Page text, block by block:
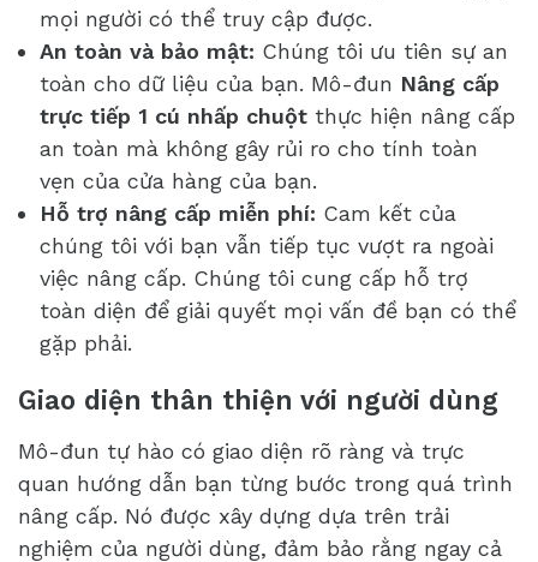
mọi người có thể truy cập được.
An toàn và bảo mật: Chúng tôi ưu tiên sự an
toàn cho dữ liệu của bạn. Mô-đun Nâng cấp
trực tiếp 1 cú nhấp chuột thực hiện nâng cấp
an toàn mà không gây rủi ro cho tính toàn
vẹn của cửa hàng của bạn.
Hỗ trợ nâng cấp miễn phí: Cam kết của
chúng tôi với bạn vẫn tiếp tục vượt ra ngoài
việc nâng cấp. Chúng tôi cung cấp hỗ trợ
toàn diện để giải quyết mọi vấn đề bạn có thể
gặp phải.
Giao diện thân thiện với người dùng
Mô-đun tự hào có giao diện rõ ràng và trực
quan hướng dẫn bạn từng bước trong quá trình
nâng cấp. Nó được xây dựng dựa trên trải
nghiệm của người dùng, đảm bảo rằng ngay cả